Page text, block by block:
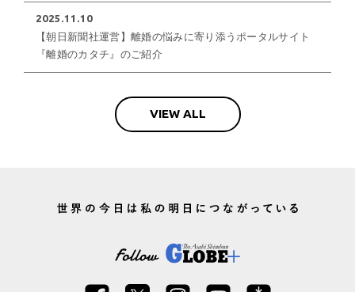
2025.11.10
【朝日新聞社運営】離婚の悩みに寄り添うポータルサイト
『離婚のカタチ』のご紹介
VIEW ALL